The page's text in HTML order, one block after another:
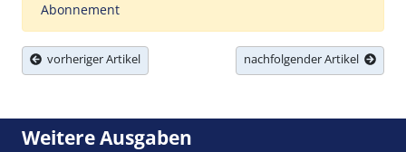
Abonnement
vorheriger Artikel nachfolgender Artikel
Weitere Ausgaben